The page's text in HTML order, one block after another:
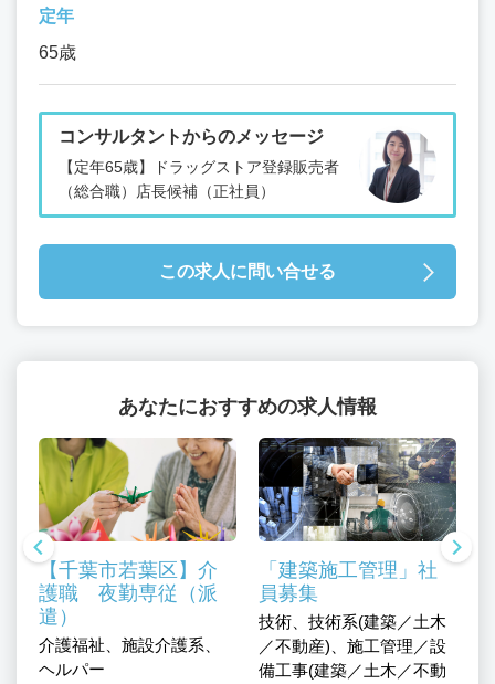
定年
65歳
コンサルタントからのメッセージ
【定年65歳】ドラッグストア登録販売者
（総合職）店長候補（正社員）
この求人に問い合せる
あなたにおすすめの求人情報
【千葉市若葉区】介
護職 夜勤専従（派
遣）
介護福祉、施設介護系、
ヘルパー
「建築施工管理」社
員募集
技術、技術系(建築／土木
／不動産)、施工管理／設
備工事(建築／土木／不動